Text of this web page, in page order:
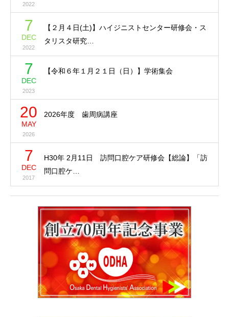
2022
7
DEC
2022
【２月４日(土)】ハイジニストセンター研修会・ス
タリスタ研究…
7
DEC
2023
【令和６年１月２１日（日）】学術集会
20
MAY
2026
2026年度 歯周病講座
7
DEC
2017
H30年 2月11日 訪問口腔ケア研修会【総論】「訪
問口腔ケ…